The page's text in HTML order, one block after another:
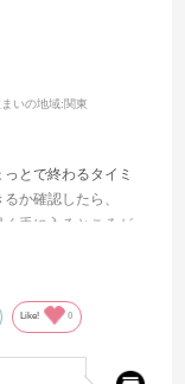
いの地域:関東
とで終わるタイミ
か確認したら、
く手に入るところが
させていただきま
Like! 0